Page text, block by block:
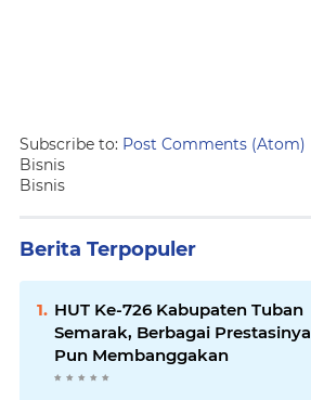
Subscribe to: Post Comments (Atom)
Bisnis
Bisnis
Berita Terpopuler
HUT Ke-726 Kabupaten Tuban
Semarak, Berbagai Prestasinya
Pun Membanggakan